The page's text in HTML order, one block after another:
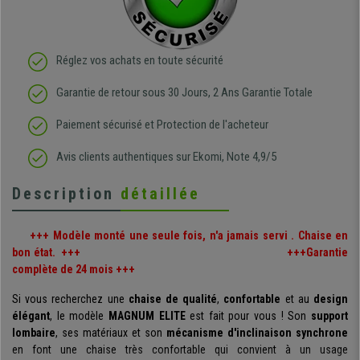
Réglez vos achats en toute sécurité
Garantie de retour sous 30 Jours, 2 Ans Garantie Totale
Paiement sécurisé et Protection de l'acheteur
Avis clients authentiques sur Ekomi, Note 4,9/5
Description détaillée
+++ Modèle monté une seule fois, n'a jamais servi . Chaise en
bon état. +++ +++Garantie
complète de 24 mois +++
Si vous recherchez une chaise de qualité, confortable et au design
élégant, le modèle MAGNUM ELITEest fait pour vous ! Son support
lombaire, ses matériaux et son mécanisme d'inclinaison synchrone
en font une chaise très confortable qui convient à un usage